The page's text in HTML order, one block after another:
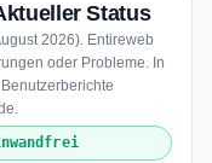
Status
2026). Entireweb
oder Probleme. In